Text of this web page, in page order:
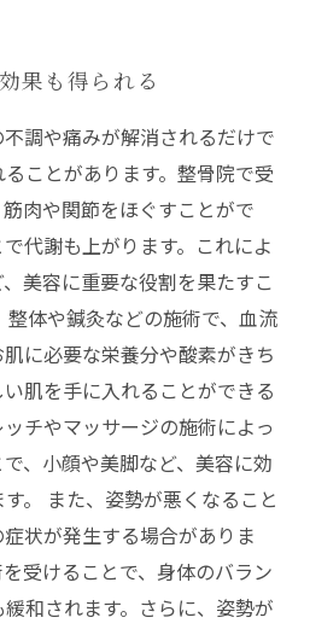
果も得られる
調や痛みが解消されるだけで
ことがあります。整骨院で受
肉や関節をほぐすことがで
代謝も上がります。これによ
美容に重要な役割を果たすこ
整体や鍼灸などの施術で、血流
に必要な栄養分や酸素がきち
肌を手に入れることができる
チやマッサージの施術によっ
、小顔や美脚など、美容に効
。 また、姿勢が悪くなること
状が発生する場合がありま
受けることで、身体のバラン
和されます。さらに、姿勢が